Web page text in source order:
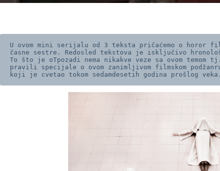
U ovom mini serijalu od 3 teksta pričaćemo o horor
časne sestre. Redosled tekstova je isključivo
To što je oTpozadi nema nikakve veze sa ovom temom
pravili specijale o ovom zanimljivom filmskom
koji je cvetao tokom sedamdesetih godina prošlog